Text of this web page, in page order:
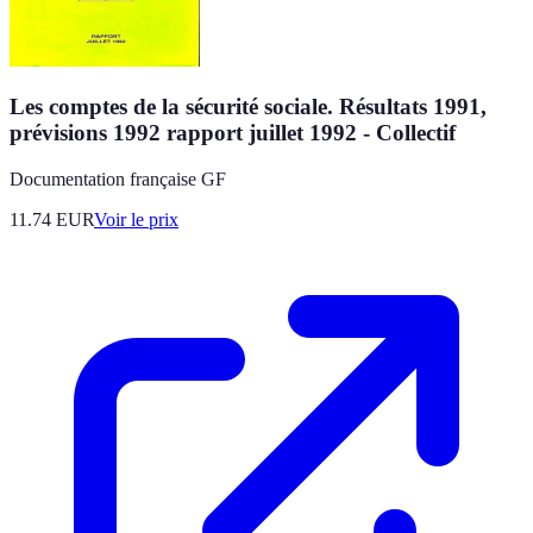
Les comptes de la sécurité sociale. Résultats 1991,
prévisions 1992 rapport juillet 1992 - Collectif
Documentation française GF
11.74 EURVoir le prix